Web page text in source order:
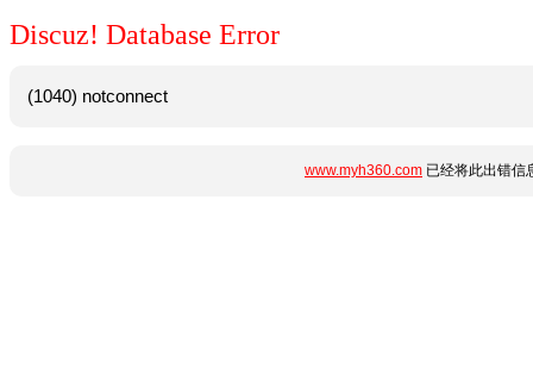
Discuz! Database Error
(1040) notconnect
www.myh360.com 已经将此出错信